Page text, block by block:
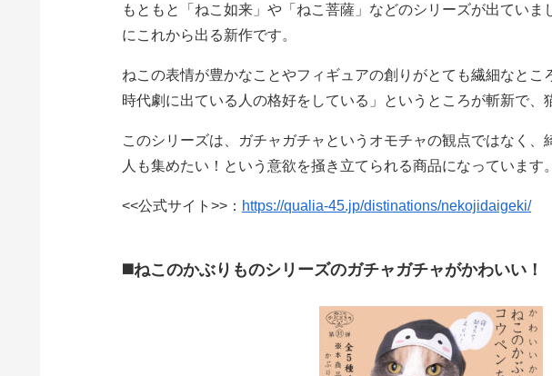
もともと「ねこ如来」や「ねこ菩薩」などのシリーズが出ていま
にこれから出る新作です。
ねこの表情が豊かなことやフィギュアの創りがとても繊細なとこ
時代劇に出ている人の格好をしている」というところが斬新で、
このシリーズは、ガチャガチャというオモチャの観点ではなく、
人も集めたい！という意欲を掻き立てられる商品になっています。
<<公式サイト>>： https://qualia-45.jp/distinations/nekojidaigeki/
◼️ねこのかぶりものシリーズのガチャガチャがかわいい！